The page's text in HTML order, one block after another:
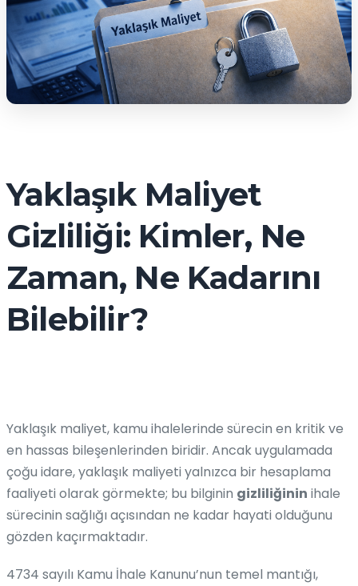
Yaklaşık Maliyet
Gizliliği: Kimler, Ne
Zaman, Ne Kadarını
Bilebilir?
Yaklaşık maliyet, kamu ihalelerinde sürecin en kritik ve
en hassas bileşenlerinden biridir. Ancak uygulamada
çoğu idare, yaklaşık maliyeti yalnızca bir hesaplama
faaliyeti olarak görmekte; bu bilginin gizliliğinin ihale
sürecinin sağlığı açısından ne kadar hayati olduğunu
gözden kaçırmaktadır.
4734 sayılı Kamu İhale Kanunu’nun temel mantığı,